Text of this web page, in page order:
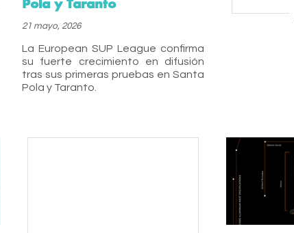
21 mayo, 2026
La European SUP League confirma
su fuerte crecimiento en difusión
tras sus primeras pruebas en Santa
Pola y Taranto.